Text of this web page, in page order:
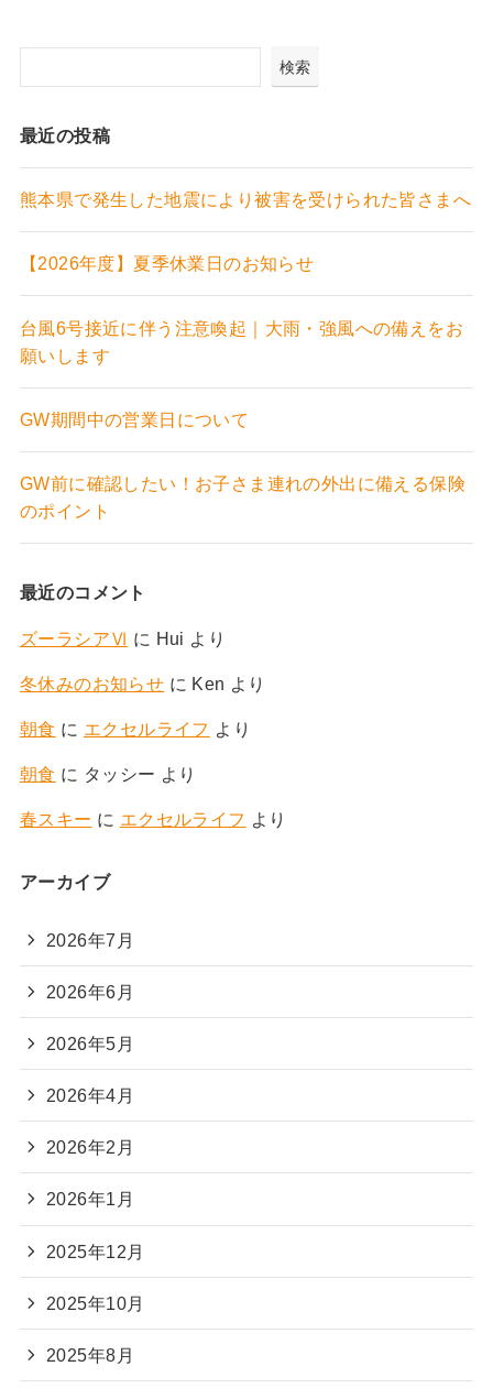
検索
最近の投稿
熊本県で発生した地震により被害を受けられた皆さまへ
【2026年度】夏季休業日のお知らせ
台風6号接近に伴う注意喚起｜大雨・強風への備えをお
願いします
GW期間中の営業日について
GW前に確認したい！お子さま連れの外出に備える保険
のポイント
最近のコメント
ズーラシアⅥ に Hui より
冬休みのお知らせ に Ken より
朝食 に エクセルライフ より
朝食 に タッシー より
春スキー に エクセルライフ より
アーカイブ
2026年7月
2026年6月
2026年5月
2026年4月
2026年2月
2026年1月
2025年12月
2025年10月
2025年8月